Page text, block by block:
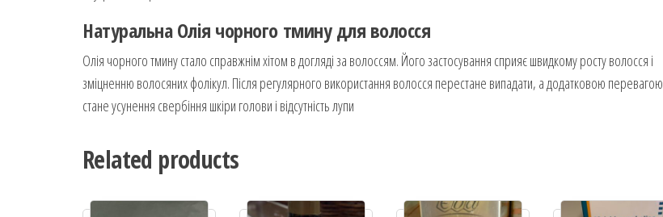
НатуральнаОлія чорного тмину для волосся
Олія чорного тмину стало справжнім хітом в догляді за волоссям. Його застосування сприяє швидкому росту волосся і
зміцненню волосяних фолікул. Після регулярного використання волосся перестане випадати, а додатковою перевагою
стане усунення свербіння шкіри голови і відсутність лупи
Related products